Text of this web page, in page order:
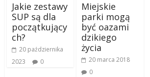
Jakie zestawy
SUP są dla
początkujący
ch?
20 października
2023
0
Miejskie
parki mogą
być oazami
dzikiego
życia
20 marca 2018
0